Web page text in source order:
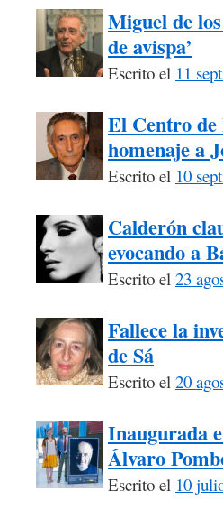
Miguel de
de avispa’
Escrito el 11
El Centro de
homenaje a
Escrito el 10
Calderón
evocando a
Escrito el 23
Fallece la
de Sá
Escrito el 20
Inaugurada
Álvaro
Escrito el 10